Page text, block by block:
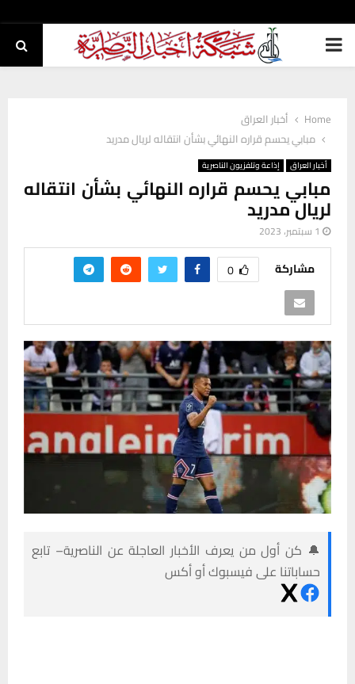
PRIMARY
Home
أخبار العراق
مبابي يحسم قراره النهائي بشأن انتقاله لريال مدريد
أخبار العراق إذاعة وتلفزيون الناصرية
مبابي يحسم قراره النهائي بشأن انتقاله
لريال مدريد
1 سبتمبر، 2023
مشاركة 0
🔔 كن أول من يعرف الأخبار العاجلة عن الناصرية– تابع
حساباتنا على فيسبوك أو أكس